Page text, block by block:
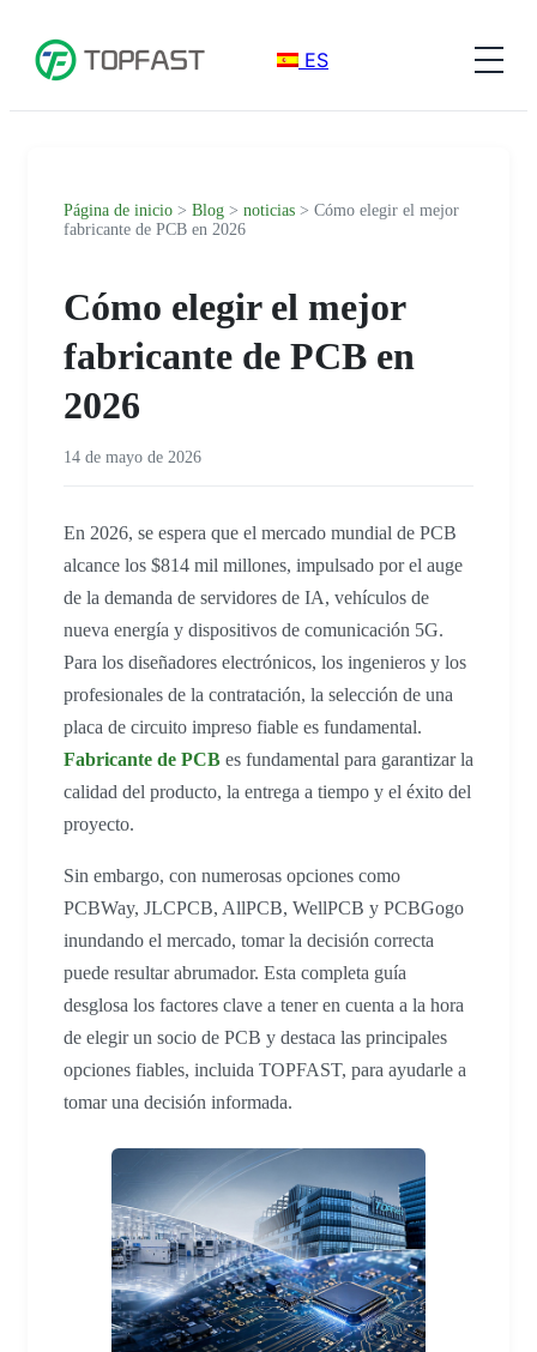
ES
Página de inicio > Blog > noticias > Cómo elegir el mejor
fabricante de PCB en 2026
Cómo elegir el mejor
fabricante de PCB en
2026
14 de mayo de 2026
En 2026, se espera que el mercado mundial de PCB
alcance los $814 mil millones, impulsado por el auge
de la demanda de servidores de IA, vehículos de
nueva energía y dispositivos de comunicación 5G.
Para los diseñadores electrónicos, los ingenieros y los
profesionales de la contratación, la selección de una
placa de circuito impreso fiable es fundamental.
Fabricante de PCB es fundamental para garantizar la
calidad del producto, la entrega a tiempo y el éxito del
proyecto.
Sin embargo, con numerosas opciones como
PCBWay, JLCPCB, AllPCB, WellPCB y PCBGogo
inundando el mercado, tomar la decisión correcta
puede resultar abrumador. Esta completa guía
desglosa los factores clave a tener en cuenta a la hora
de elegir un socio de PCB y destaca las principales
opciones fiables, incluida TOPFAST, para ayudarle a
tomar una decisión informada.